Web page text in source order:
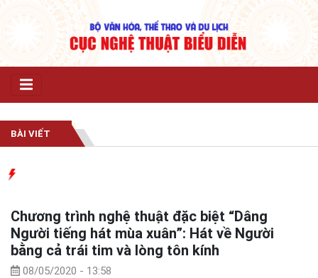
BÀI VIẾT
Chương trình nghệ thuật đặc biệt “Dâng
Người tiếng hát mùa xuân”: Hát về Người
bằng cả trái tim và lòng tôn kính
08/05/2020 - 13:58